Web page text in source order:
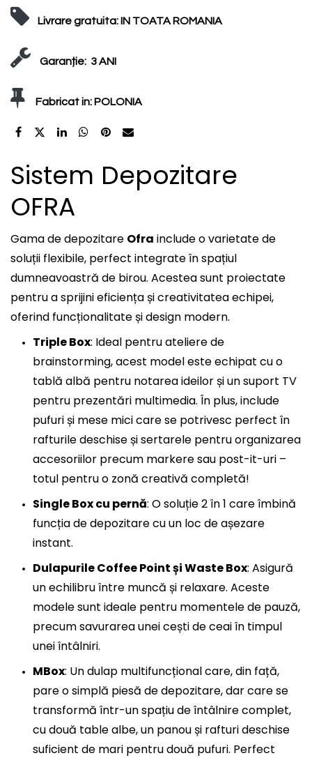
Livrare gratuita:IN TOATA ROMANIA
Garanție: 3 ANI
Fabricat in:POLONIA
Sistem Depozitare
OFRA
Gama de depozitare Ofra include o varietate de
soluții flexibile, perfect integrate în spațiul
dumneavoastră de birou. Acestea sunt proiectate
pentru a sprijini eficiența și creativitatea echipei,
oferind funcționalitate și design modern.
Triple Box: Ideal pentru ateliere de
brainstorming, acest model este echipat cu o
tablă albă pentru notarea ideilor și un suport TV
pentru prezentări multimedia. În plus, include
pufuri și mese mici care se potrivesc perfect în
rafturile deschise și sertarele pentru organizarea
accesoriilor precum markere sau post-it-uri –
totul pentru o zonă creativă completă!
Single Box cu pernă: O soluție 2 în 1 care îmbină
funcția de depozitare cu un loc de așezare
instant.
Dulapurile Coffee Point și Waste Box: Asigură
un echilibru între muncă și relaxare. Aceste
modele sunt ideale pentru momentele de pauză,
precum savurarea unei cești de ceai în timpul
unei întâlniri.
MBox: Un dulap multifuncțional care, din față,
pare o simplă piesă de depozitare, dar care se
transformă într-un spațiu de întâlnire complet,
cu două table albe, un panou și rafturi deschise
suficient de mari pentru două pufuri. Perfect